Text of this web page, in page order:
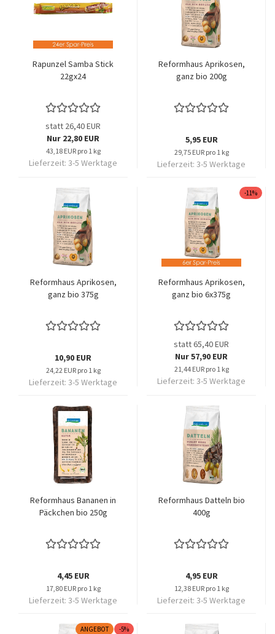
Rapunzel Samba Stick
22gx24
statt 26,40 EUR
Nur 22,80 EUR
43,18 EUR pro 1 kg
Lieferzeit: 3-5 Werktage
Reformhaus Aprikosen,
ganz bio 200g
5,95 EUR
29,75 EUR pro 1 kg
Lieferzeit: 3-5 Werktage
Reformhaus Aprikosen,
ganz bio 375g
10,90 EUR
24,22 EUR pro 1 kg
Lieferzeit: 3-5 Werktage
-11%
Reformhaus Aprikosen,
ganz bio 6x375g
statt 65,40 EUR
Nur 57,90 EUR
21,44 EUR pro 1 kg
Lieferzeit: 3-5 Werktage
Reformhaus Bananen in
Päckchen bio 250g
4,45 EUR
17,80 EUR pro 1 kg
Lieferzeit: 3-5 Werktage
Reformhaus Datteln bio
400g
4,95 EUR
12,38 EUR pro 1 kg
Lieferzeit: 3-5 Werktage
ANGEBOT -5%